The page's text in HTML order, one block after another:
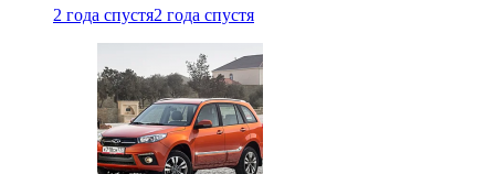
2 года спустя2 года спустя